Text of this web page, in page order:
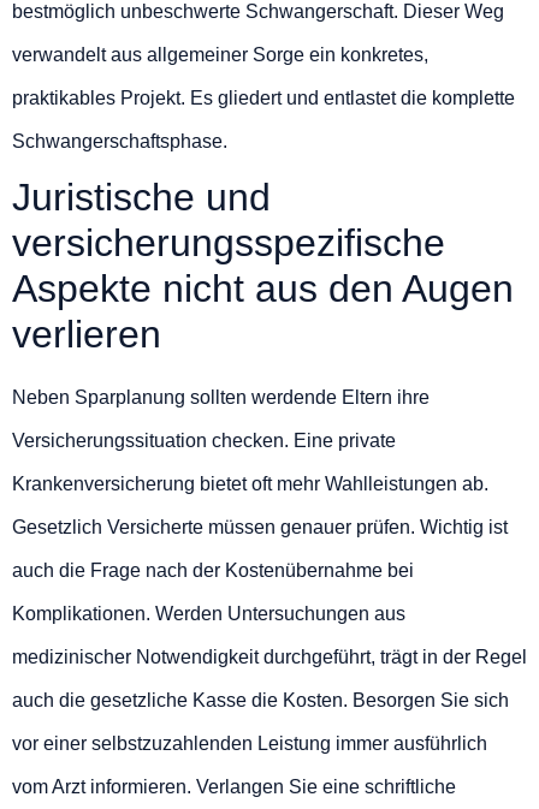
bestmöglich unbeschwerte Schwangerschaft. Dieser Weg
verwandelt aus allgemeiner Sorge ein konkretes,
praktikables Projekt. Es gliedert und entlastet die komplette
Schwangerschaftsphase.
Juristische und
versicherungsspezifische
Aspekte nicht aus den Augen
verlieren
Neben Sparplanung sollten werdende Eltern ihre
Versicherungssituation checken. Eine private
Krankenversicherung bietet oft mehr Wahlleistungen ab.
Gesetzlich Versicherte müssen genauer prüfen. Wichtig ist
auch die Frage nach der Kostenübernahme bei
Komplikationen. Werden Untersuchungen aus
medizinischer Notwendigkeit durchgeführt, trägt in der Regel
auch die gesetzliche Kasse die Kosten. Besorgen Sie sich
vor einer selbstzuzahlenden Leistung immer ausführlich
vom Arzt informieren. Verlangen Sie eine schriftliche